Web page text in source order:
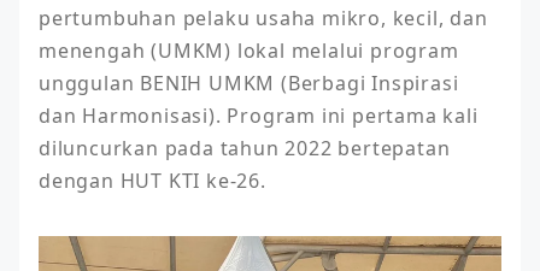
pertumbuhan pelaku usaha mikro, kecil, dan
menengah (UMKM) lokal melalui program
unggulan BENIH UMKM (Berbagi Inspirasi
dan Harmonisasi). Program ini pertama kali
diluncurkan pada tahun 2022 bertepatan
dengan HUT KTI ke-26.